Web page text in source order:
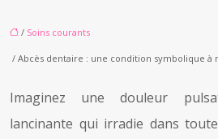
/ Soins courants
/ Abcès dentaire : une condition symbolique à
Imaginez une douleur
lancinante qui irradie dans